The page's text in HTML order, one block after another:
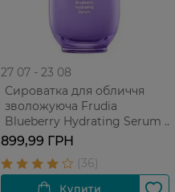
27 07 - 23 08
Сироватка для обличчя
зволожуюча Frudia
Blueberry Hydrating Serum з
чорницею для усіх типів
шкіри, 50 г
899,99 ГРН